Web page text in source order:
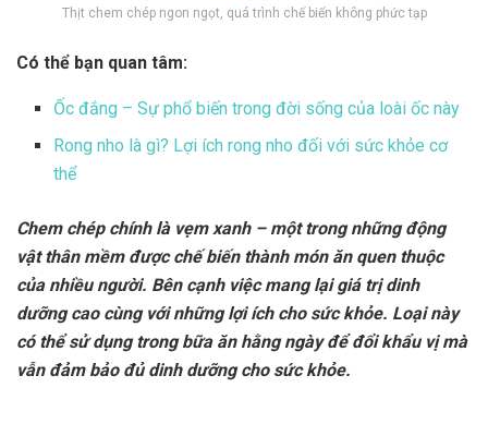
Thịt chem chép ngon ngọt, quá trình chế biến không phức tạp
Có thể bạn quan tâm:
Ốc đắng – Sự phổ biến trong đời sống của loài ốc này
Rong nho là gì? Lợi ích rong nho đối với sức khỏe cơ
thể
Chem chép chính là vẹm xanh – một trong những động
vật thân mềm được chế biến thành món ăn quen thuộc
của nhiều người. Bên cạnh việc mang lại giá trị dinh
dưỡng cao cùng với những lợi ích cho sức khỏe. Loại này
có thể sử dụng trong bữa ăn hằng ngày để đổi khẩu vị mà
vẫn đảm bảo đủ dinh dưỡng cho sức khỏe.